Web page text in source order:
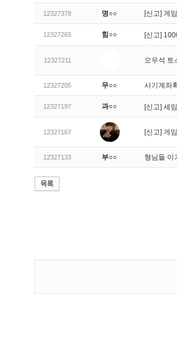
12327378 명○○ [신고] 게
12327265 힘○○ [신고]
12327211 오우석 토
12327205 무○○ 사기계좌
12327197 과○○ [신고] 세
12327167 [신고] 게
12327133 부○○ 형님들 이